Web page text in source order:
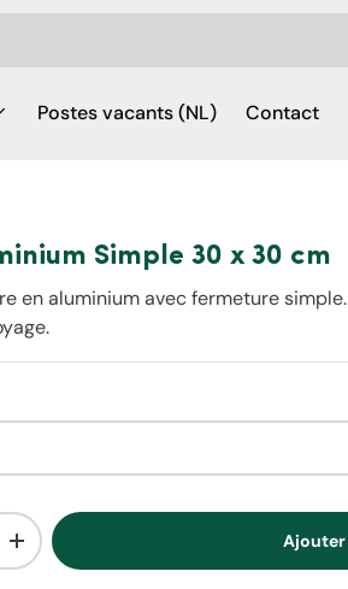
Postes vacants (NL) Contact
Simple 30 x 30 cm
en aluminium avec fermeture
Augmenter la quantité Ajouter